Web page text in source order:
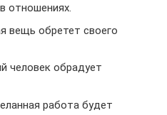
отношениях.
вещь обретет своего
человек обрадует
работа будет